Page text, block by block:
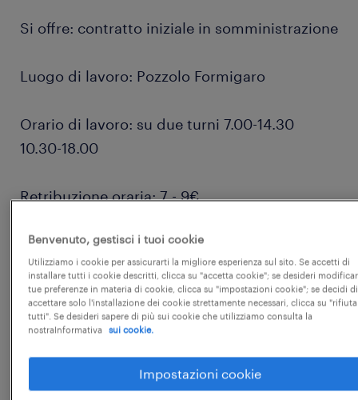
Si offre: contratto iniziale in somministrazione
Luogo di lavoro: Pozzolo Formigaro
Orario di lavoro: su due turni 7.00-14.30
10.30-18.00
Retribuzione oraria: 7 - 9€
esperienza
non richiesta...
responsabilità
Di cosa si occuperà l'addetto alla bollettazione?
Benvenuto, gestisci i tuoi cookie
Utilizziamo i cookie per assicurarti la migliore esperienza sul sito. Se accetti di
installare tutti i cookie descritti, clicca su "accetta cookie"; se desideri
tue preferenze in materia di cookie, clicca su "impostazioni cookie"; se decidi di
accettare solo l'installazione dei cookie strettamente necessari, clicca su "rifiuta
tutti". Se desideri sapere di più sui cookie che utilizziamo consulta la
nostraInformativa
sui cookie.
Impostazioni cookie